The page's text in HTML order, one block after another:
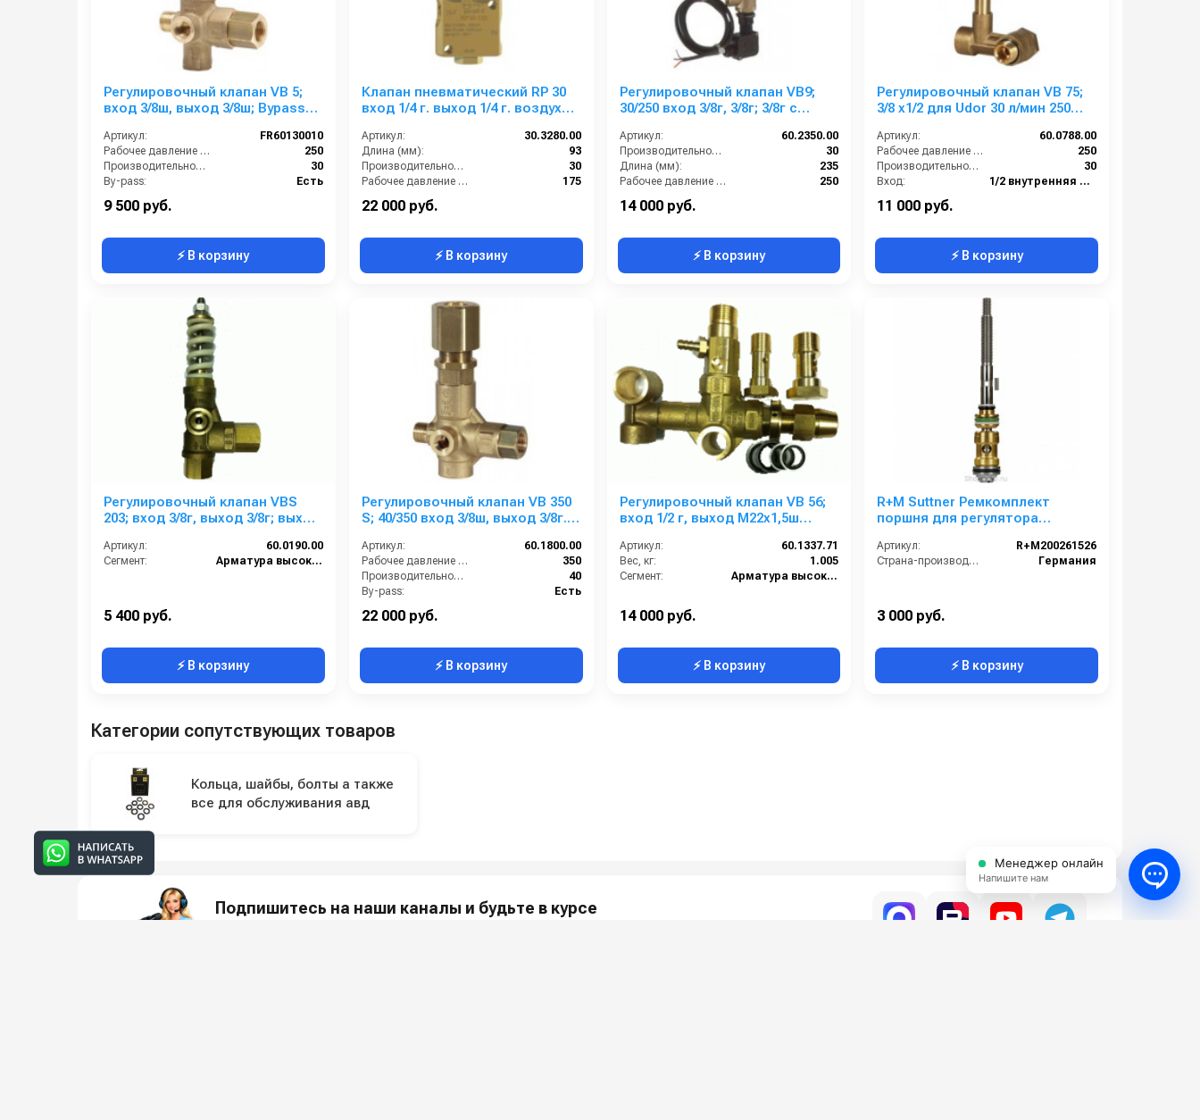
Регулировочный клапан VB 5;
вход 3/8ш, выход 3/8ш; Bypass
Артикул:
FR60130010
Рабочее давление (бар):
250
Производительность (л/мин):
30
By-pass:
Есть
9 500 руб.
⚡ В корзину
Клапан пневматический RP 30
вход 1/4 г. выход 1/4 г. воздух
Артикул:
30.3280.00
Длина (мм):
93
Производительность (л/мин):
30
Рабочее давление (бар):
175
22 000 руб.
⚡ В корзину
Регулировочный клапан VB9;
30/250 вход 3/8г, 3/8г; 3/8г с
200261550
Артикул:
60.2350.00
Производительность (л/мин):
30
Длина (мм):
235
Рабочее давление (бар):
250
14 000 руб.
⚡ В корзину
Регулировочный клапан VB 75;
3/8 х1/2 для Udor 30 л/мин 250
Артикул:
60.0788.00
Рабочее давление (бар):
250
Производительность (л/мин):
30
Вход:
1/2 внутренняя резьба
11 000 руб.
⚡ В корзину
Регулировочный клапан VBS
203; вход 3/8г, выход 3/8г; выход
Артикул:
60.0190.00
Сегмент:
Арматура высокого давления
5 400 руб.
⚡ В корзину
Регулировочный клапан VB 350
S; 40/350 вход 3/8ш, выход 3/8г.
Артикул:
60.1800.00
Рабочее давление (бар):
350
Производительность (л/мин):
40
By-pass:
Есть
22 000 руб.
⚡ В корзину
Регулировочный клапан VB 56;
вход 1/2 г, выход М22х1,5ш
бар
Артикул:
60.1337.71
Вес, кг:
1.005
Сегмент:
Арматура высокого давления
14 000 руб.
⚡ В корзину
R+M Suttner Ремкомплект
поршня для регулятора
Артикул:
R+M200261526
Страна-производитель:
Германия
3 000 руб.
⚡ В корзину
Категории сопутствующих товаров
Кольца, шайбы, болты а также
все для обслуживания авд
Подпишитесь на наши каналы и будьте в курсе
Менеджер онлайн
Напишите нам